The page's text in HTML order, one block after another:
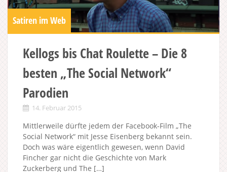
Satiren im Web
Kellogs bis Chat Roulette – Die 8
besten „The Social Network“
Parodien
14. Februar 2015
Mittlerweile dürfte jedem der Facebook-Film „The
Social Network“ mit Jesse Eisenberg bekannt sein.
Doch was wäre eigentlich gewesen, wenn David
Fincher gar nicht die Geschichte von Mark
Zuckerberg und The […]